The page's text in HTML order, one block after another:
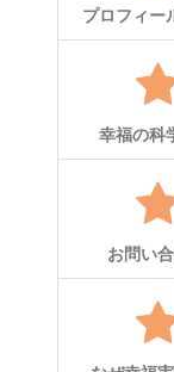
プロフィー
幸福の科
お問い